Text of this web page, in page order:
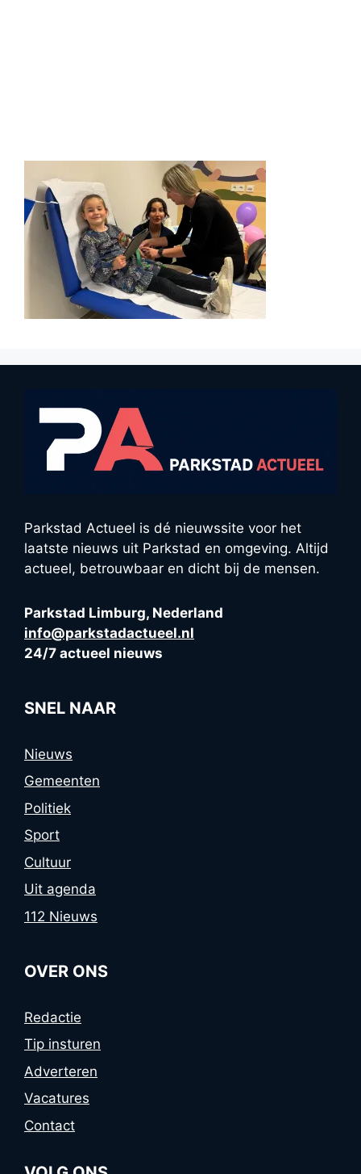
Parkstad Actueel is dé nieuwssite voor het
laatste nieuws uit Parkstad en omgeving. Altijd
actueel, betrouwbaar en dicht bij de mensen.
Parkstad Limburg, Nederland
info@parkstadactueel.nl
24/7 actueel nieuws
SNEL NAAR
Nieuws
Gemeenten
Politiek
Sport
Cultuur
Uit agenda
112 Nieuws
OVER ONS
Redactie
Tip insturen
Adverteren
Vacatures
Contact